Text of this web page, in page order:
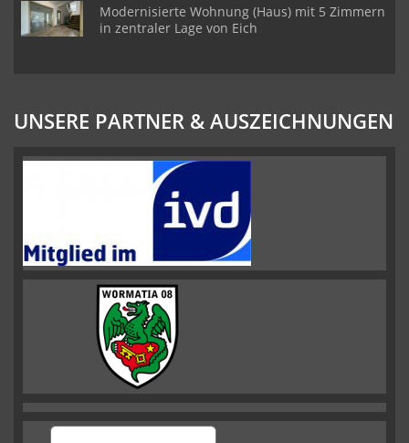
Modernisierte Wohnung (Haus) mit 5 Zimmern
in zentraler Lage von Eich
UNSERE PARTNER & AUSZEICHNUNGEN